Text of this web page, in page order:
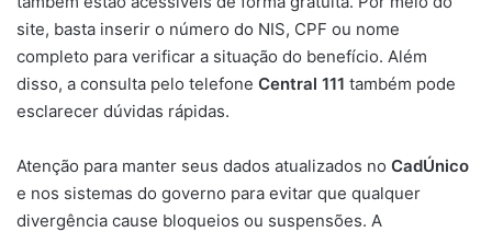
site, basta inserir o número do NIS, CPF ou nome
completo para verificar a situação do benefício. Além
disso, a consulta pelo telefone Central 111 também pode
esclarecer dúvidas rápidas.
Atenção para manter seus dados atualizados no CadÚnico
e nos sistemas do governo para evitar que qualquer
divergência cause bloqueios ou suspensões. A